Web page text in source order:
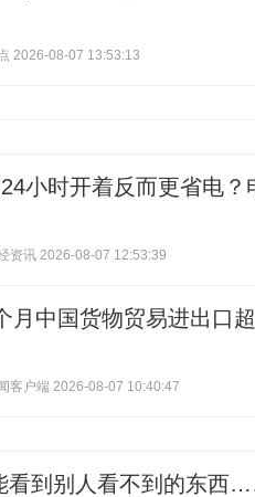
2026-08-07 13:53:13
小时开着反而更省电？
资讯 2026-08-07 12:53:39
月中国货物贸易进出口
客户端 2026-08-07 10:40:47
看到别人看不到的东西